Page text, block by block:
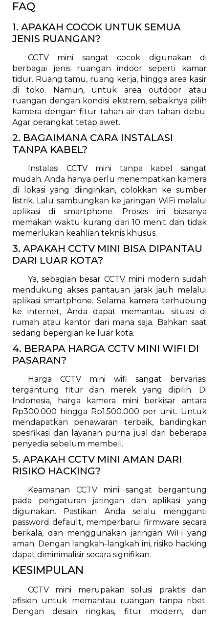
FAQ
1. APAKAH COCOK UNTUK SEMUA
JENIS RUANGAN?
CCTV mini sangat cocok digunakan di
berbagai jenis ruangan indoor seperti kamar
tidur. Ruang tamu, ruang kerja, hingga area kasir
di toko. Namun, untuk area outdoor atau
ruangan dengan kondisi ekstrem, sebaiknya pilih
kamera dengan fitur tahan air dan tahan debu.
Agar perangkat tetap awet.
2. BAGAIMANA CARA INSTALASI
TANPA KABEL?
Instalasi CCTV mini tanpa kabel sangat
mudah. Anda hanya perlu menempatkan kamera
di lokasi yang diinginkan, colokkan ke sumber
listrik. Lalu sambungkan ke jaringan WiFi melalui
aplikasi di smartphone. Proses ini biasanya
memakan waktu kurang dari 10 menit dan tidak
memerlukan keahlian teknis khusus.
3. APAKAH CCTV MINI BISA DIPANTAU
DARI LUAR KOTA?
Ya, sebagian besar CCTV mini modern sudah
mendukung akses pantauan jarak jauh melalui
aplikasi smartphone. Selama kamera terhubung
ke internet, Anda dapat memantau situasi di
rumah atau kantor dari mana saja. Bahkan saat
sedang bepergian ke luar kota.
4. BERAPA HARGA CCTV MINI WIFI DI
PASARAN?
Harga CCTV mini wifi sangat bervariasi
tergantung fitur dan merek yang dipilih. Di
Indonesia, harga kamera mini berkisar antara
Rp300.000 hingga Rp1.500.000 per unit. Untuk
mendapatkan penawaran terbaik, bandingkan
spesifikasi dan layanan purna jual dari beberapa
penyedia sebelum membeli.
5. APAKAH CCTV MINI AMAN DARI
RISIKO HACKING?
Keamanan CCTV mini sangat bergantung
pada pengaturan jaringan dan aplikasi yang
digunakan. Pastikan Anda selalu mengganti
password default, memperbarui firmware secara
berkala, dan menggunakan jaringan WiFi yang
aman. Dengan langkah-langkah ini, risiko hacking
dapat diminimalisir secara signifikan.
KESIMPULAN
CCTV mini merupakan solusi praktis dan
efisien untuk memantau ruangan tanpa ribet.
Dengan desain ringkas, fitur modern, dan